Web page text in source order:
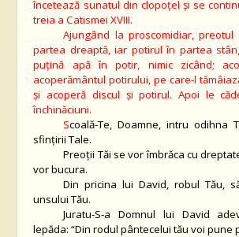
încetează sunatul din clopoţel şi se
treia a Catismei XVIII.
Ajungând la proscomidiar, preotul
partea dreaptă, iar potirul în partea
puţină apă în potir, nimic zicând;
acoperământul potirului, pe care-l
şi acoperă discul şi potirul. Apoi le
închinăciuni.
Scoală-Te, Doamne, intru odihna
sfinţirii Tale.
Preoţii Tăi se vor îmbrăca cu
vor bucura.
Din pricina lui David, robul Tău,
unsului Tău.
Juratu-S-a Domnul lui David
lepăda: “Din rodul pântecelui tău voi pune